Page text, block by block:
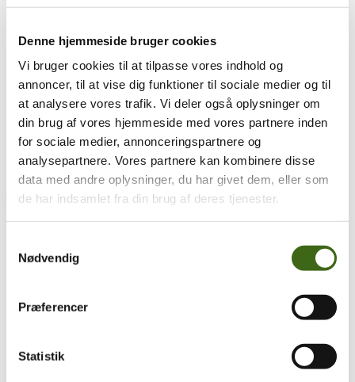
Denne hjemmeside bruger cookies
Vi bruger cookies til at tilpasse vores indhold og
annoncer, til at vise dig funktioner til sociale medier og til
at analysere vores trafik. Vi deler også oplysninger om
din brug af vores hjemmeside med vores partnere inden
for sociale medier, annonceringspartnere og
analysepartnere. Vores partnere kan kombinere disse
data med andre oplysninger, du har givet dem, eller som
de har indsamlet fra din brug af deres tjenester.
Nødvendig
Præferencer
Statistik
Skydestige detalje
FADB
Skydestige til bue
Skydestige detalje
Træk og slip
Foreningen af Danske Buejægere (FADB)
8300 Odder
Populære sider